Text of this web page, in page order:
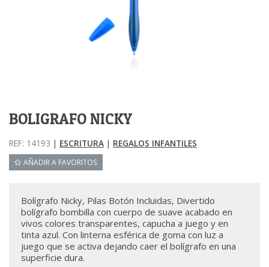
BOLIGRAFO NICKY
REF: 14193 | ESCRITURA | REGALOS INFANTILES
AÑADIR A FAVORITOS
Bolígrafo Nicky, Pilas Botón Incluidas, Divertido
bolígrafo bombilla con cuerpo de suave acabado en
vivos colores transparentes, capucha a juego y en
tinta azul. Con linterna esférica de goma con luz a
juego que se activa dejando caer el bolígrafo en una
superficie dura.